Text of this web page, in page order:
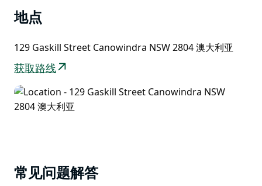
订。
现场还有一家货品齐全的商店，出售当地蜂蜜和农产品，
以及种类繁多的化石、教育用品和礼品。
地点
129 Gaskill Street Canowindra NSW 2804 澳大利亚
获取路线
常见问题解答